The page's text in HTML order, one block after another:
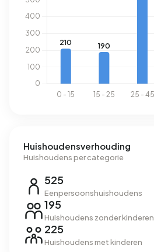
Huishoudensverhouding
Huishoudens per categorie
525
Eenpersoonshuishoudens
195
Huishoudens zonder kinderen
225
Huishoudens met kinderen